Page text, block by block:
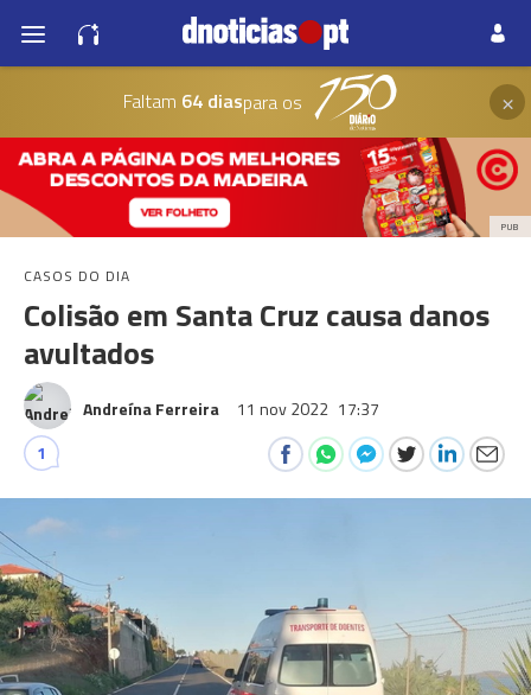
Faltam 64 diaspara os ×
PUB
CASOS DO DIA
Colisão em Santa Cruz causa danos
avultados
Andreína Ferreira 11 nov 2022 17:37
1